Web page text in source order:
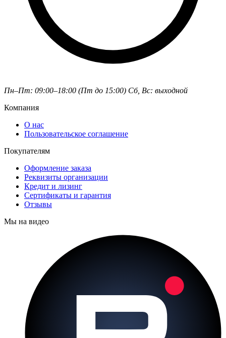
Пн–Пт: 09:00–18:00 (Пт до 15:00) Сб, Вс: выходной
Компания
О нас
Пользовательское соглашение
Покупателям
Оформление заказа
Реквизиты организации
Кредит и лизинг
Сертификаты и гарантия
Отзывы
Мы на видео